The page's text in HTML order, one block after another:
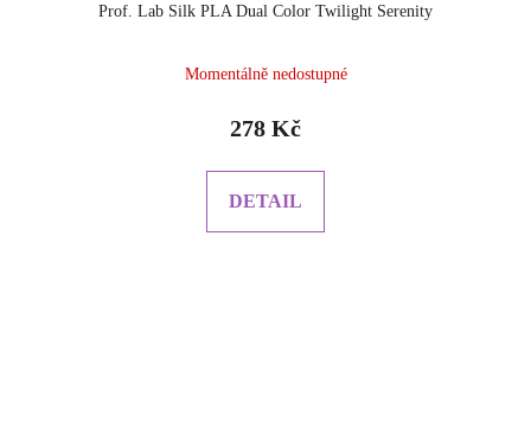
Prof. Lab Silk PLA Dual Color Twilight Serenity
Momentálně nedostupné
278 Kč
DETAIL